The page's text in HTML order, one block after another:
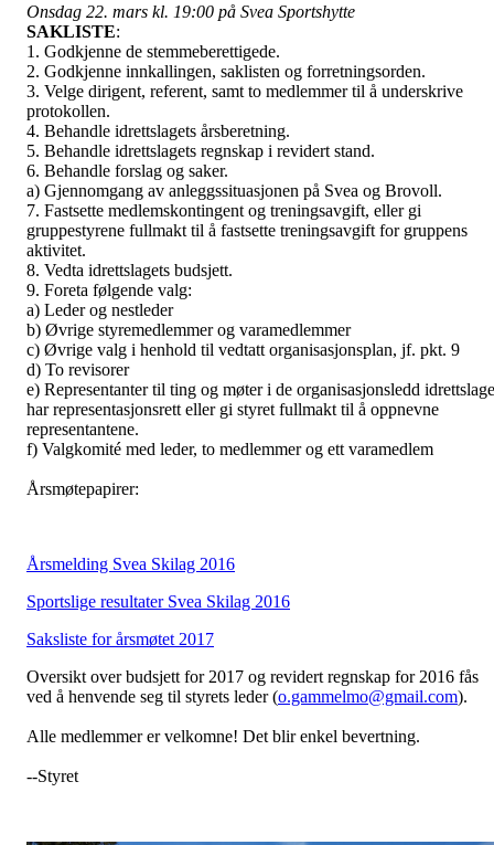
Onsdag 22. mars kl. 19:00 på Svea Sportshytte
SAKLISTE:
1. Godkjenne de stemmeberettigede.
2. Godkjenne innkallingen, saklisten og forretningsorden.
3. Velge dirigent, referent, samt to medlemmer til å underskrive
protokollen.
4. Behandle idrettslagets årsberetning.
5. Behandle idrettslagets regnskap i revidert stand.
6. Behandle forslag og saker.
a) Gjennomgang av anleggssituasjonen på Svea og Brovoll.
7. Fastsette medlemskontingent og treningsavgift, eller gi
gruppestyrene fullmakt til å fastsette treningsavgift for gruppens
aktivitet.
8. Vedta idrettslagets budsjett.
9. Foreta følgende valg:
a) Leder og nestleder
b) Øvrige styremedlemmer og varamedlemmer
c) Øvrige valg i henhold til vedtatt organisasjonsplan, jf. pkt. 9
d) To revisorer
e) Representanter til ting og møter i de organisasjonsledd
har representasjonsrett eller gi styret fullmakt til å oppnevne
representantene.
f) Valgkomité med leder, to medlemmer og ett varamedlem
Årsmøtepapirer:
Årsmelding Svea Skilag 2016
Sportslige resultater Svea Skilag 2016
Saksliste for årsmøtet 2017
Oversikt over budsjett for 2017 og revidert regnskap for 2016 fås
ved å henvende seg til styrets leder (o.gammelmo@gmail.com).
Alle medlemmer er velkomne! Det blir enkel bevertning.
--Styret